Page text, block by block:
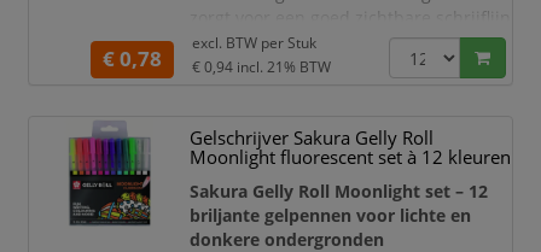
zorgt voor een goed zichtbare schrijflijn
en is ideaal voor correcties,
aantekeningen, markeringen en
transparante houder en praktisch
drukknopmechanismeis deze gelpen
prettig in dagelijks gebruik.
€ 0,78
excl. BTW per Stuk
€ 0,94 incl. 21% BTW
Gelschrijver Sakura Gelly Roll
Moonlight fluorescent set à 12 kleuren
Sakura Gelly Roll Moonlight set – 12
briljante gelpennen voor lichte en
donkere ondergronden